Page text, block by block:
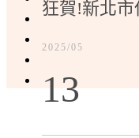
狂賀!新北
2025/05
13